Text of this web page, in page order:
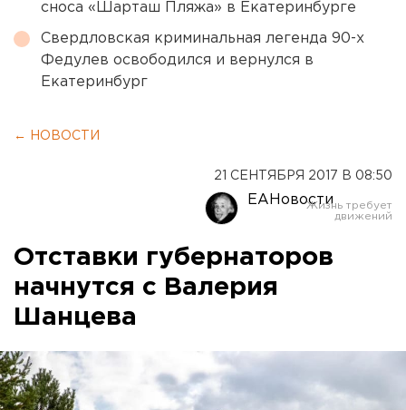
сноса «Шарташ Пляжа» в Екатеринбурге
Свердловская криминальная легенда 90-х
Федулев освободился и вернулся в
Екатеринбург
← НОВОСТИ
21 СЕНТЯБРЯ 2017 В 08:50
ЕАНовости
Отставки губернаторов
начнутся с Валерия
Шанцева